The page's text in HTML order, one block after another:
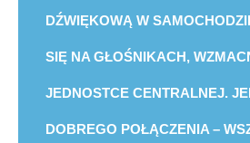
DŹWIĘKOWĄ W
SIĘ NA GŁOŚNIKACH,
JEDNOSTCE CENTRALNEJ.
DOBREGO POŁĄCZENIA –